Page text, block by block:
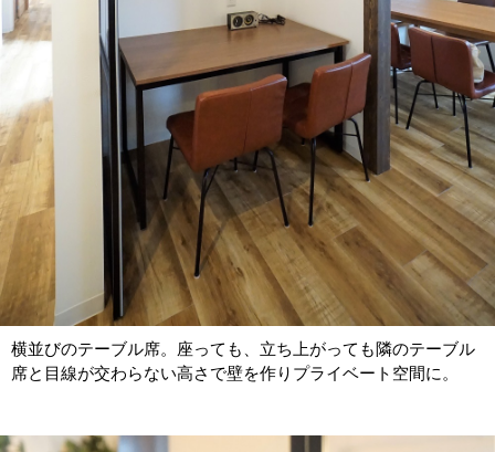
横並びのテーブル席。座っても、立ち上がっても隣のテーブル
席と目線が交わらない高さで壁を作りプライベート空間に。